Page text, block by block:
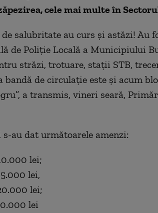
cele mai multe în
salubritate au curs şi astăzi! Au
de Poliţie Locală a Municipiului
străzi, trotuare, staţii STB,
bandă de circulaţie este şi acum
a transmis, vineri seară,
au dat următoarele amenzi:
lei;
lei,
lei;
lei